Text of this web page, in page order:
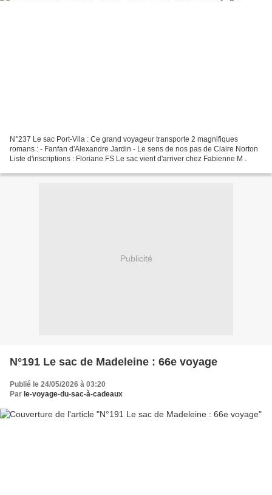
N°237 Le sac Port-Vila : Ce grand voyageur transporte 2 magnifiques
romans : - Fanfan d'Alexandre Jardin - Le sens de nos pas de Claire Norton
Liste d'inscriptions : Floriane FS Le sac vient d'arriver chez Fabienne M .
Publicité
N°191 Le sac de Madeleine : 66e voyage
Publié le 24/05/2026 à 03:20
Par le-voyage-du-sac-à-cadeaux